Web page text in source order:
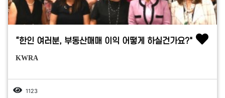
“한인 여러분, 부동산매매 이익 어떻게 하실건가요?"
KWRA
1123